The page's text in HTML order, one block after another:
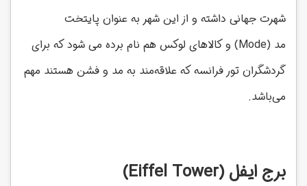
شهرت جهانی داشته و از این شهر به عنوان پایتخت
مد (Mode) و کالاهای لوکس هم نام برده می شود که برای
گردشگران تور فرانسه که علاقه‌مند به مد و فشن هستند مهم
می‌باشد.
برج ایفل(Eiffel Tower)